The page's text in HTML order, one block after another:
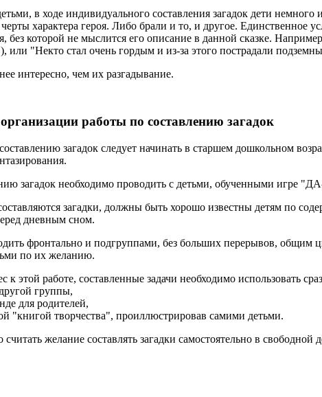
в ходе индивидуального составления загадок дети
характера героя. Либо брали и то, и другое. Единственное
без которой не мыслится его описание в данной сказке.
или "Некто стал очень гордым и из-за этого пострадали
интересно, чем их разгадывание.
работы по составлению загадок
загадок следует начинать в старшем дошкольном
загадок необходимо проводить с детьми, обученными игре
загадки, должны быть хорошо известны детям по
дневным сном.
фронтально и подгруппами, без больших перерывов, общим
по их желанию.
к этой работе, составленные задачи необходимо использовать
группы,
для родителей,
"книгой творчества", проиллюстрировав самими детьми.
желание составлять загадки самостоятельно в свободной